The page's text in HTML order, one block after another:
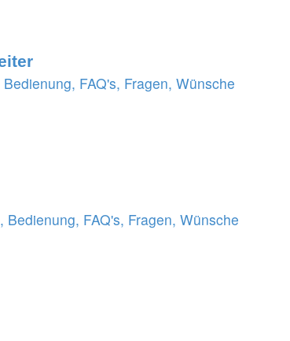
FAQ's, Fragen, Wünsche
Bedienung, FAQ's, Fragen, Wünsche